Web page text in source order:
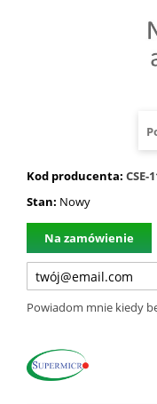
Kod producenta: CSE-
Stan: Nowy
Na zamówienie
Powiadom mnie kiedy